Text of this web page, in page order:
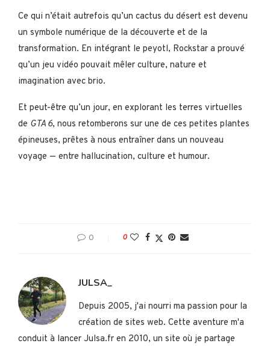
Ce qui n’était autrefois qu’un cactus du désert est devenu
un symbole numérique de la découverte et de la
transformation. En intégrant le peyotl, Rockstar a prouvé
qu’un jeu vidéo pouvait mêler culture, nature et
imagination avec brio.
Et peut-être qu’un jour, en explorant les terres virtuelles
de GTA 6, nous retomberons sur une de ces petites plantes
épineuses, prêtes à nous entraîner dans un nouveau
voyage — entre hallucination, culture et humour.
0 0
JULSA_
Depuis 2005, j'ai nourri ma passion pour la
création de sites web. Cette aventure m'a
conduit à lancer Julsa.fr en 2010, un site où je partage